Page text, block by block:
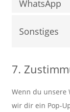
WhatsApp
Sonstiges
7.
Wenn du unsere
wir dir ein Pop-